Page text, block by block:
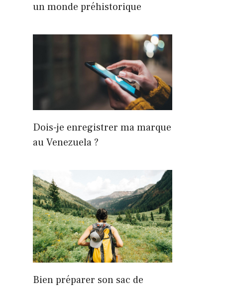
un monde préhistorique
Dois-je enregistrer ma marque
au Venezuela ?
Bien préparer son sac de